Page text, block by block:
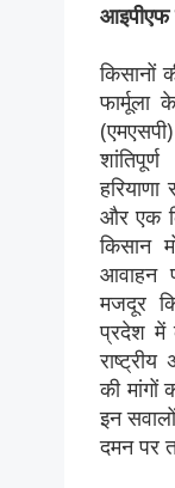
आइपीएफ
किसानों
हरियाणा
और एक
किसान
आवाहन
मजदूर
प्रदेश में
की मांगों
इन
दमन पर